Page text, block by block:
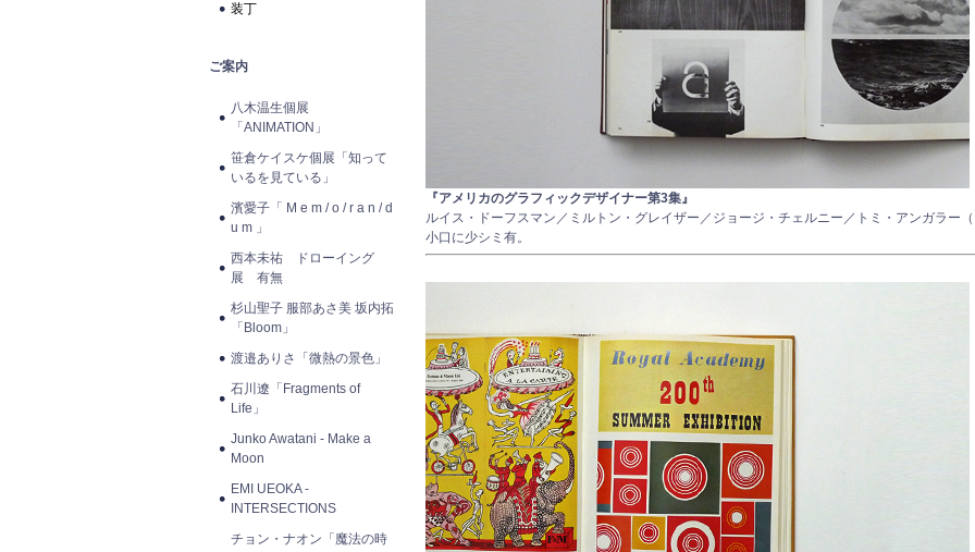
装丁
ご案内
八木温生個展
「ANIMATION」
笹倉ケイスケ個展「知って
いるを見ている」
濱愛子「 M e m / o / r a n / d
u m 」
西本未祐 ドローイング
展 有無
杉山聖子 服部あさ美 坂内拓
「Bloom」
渡邉ありさ「微熱の景色」
石川遼「Fragments of
Life」
Junko Awatani - Make a
Moon
EMI UEOKA -
INTERSECTIONS
チョン・ナオン「魔法の時
『アメリカのグラフィックデザイナー第3集』
ルイス・ドーフスマン／ミルトン・グレイザー／ジョージ・チェルニー／トミ・アンガラー
小口に少シミ有。